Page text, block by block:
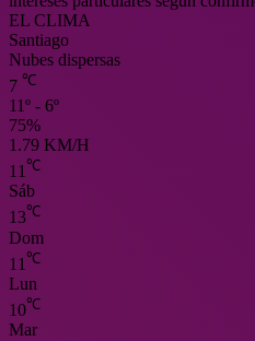
EL CLIMA
Santiago
Nubes dispersas
7 ℃
11º - 6º
75%
1.79 KM/H
11 ℃
Sáb
13℃
Dom
11 ℃
Lun
10℃
Mar